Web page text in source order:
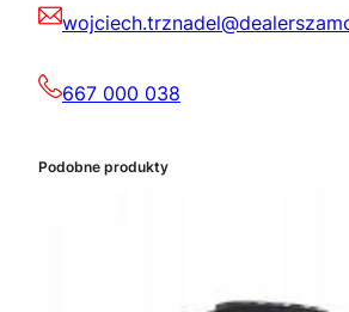
667 000 038
Podobne produkty